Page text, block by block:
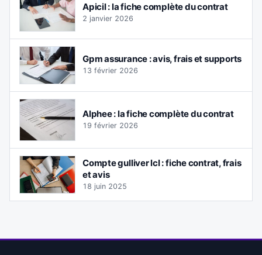
Apicil : la fiche complète du contrat
2 janvier 2026
Gpm assurance : avis, frais et supports
13 février 2026
Alphee : la fiche complète du contrat
19 février 2026
Compte gulliver lcl : fiche contrat, frais
et avis
18 juin 2025